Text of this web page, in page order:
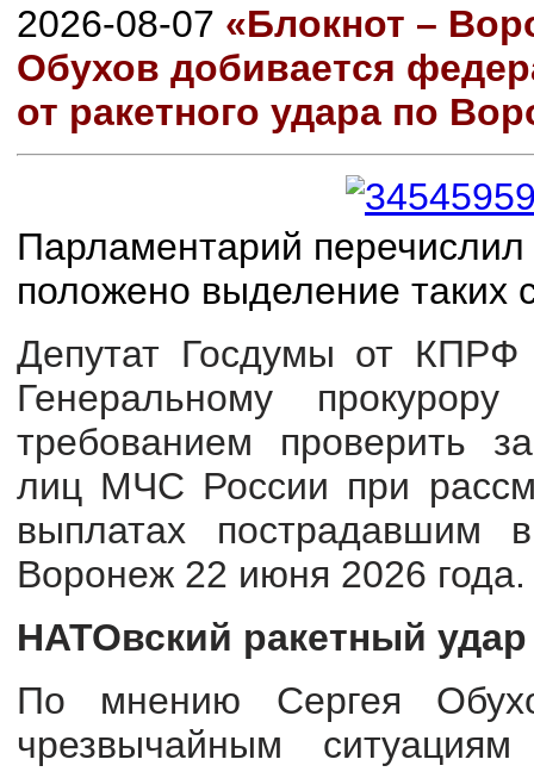
2026-08-07 «Блокнот –
Обухов добивается
от ракетного удара по
Парламентарий
положено выделение таких
Депутат Госдумы от КПРФ
Генеральному
требованием проверить
лиц МЧС России при
выплатах пострадавшим
Воронеж 22 июня 2026 года.
НАТОвский ракетный
По мнению Сергея
чрезвычайным